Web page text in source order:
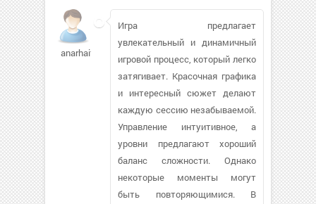
anarhaifa
Игра предлагает
увлекательный и динамичный
игровой процесс, который легко
затягивает. Красочная графика
и интересный сюжет делают
каждую сессию незабываемой.
Управление интуитивное, а
уровни предлагают хороший
баланс сложности. Однако
некоторые моменты могут
быть повторяющимися. В